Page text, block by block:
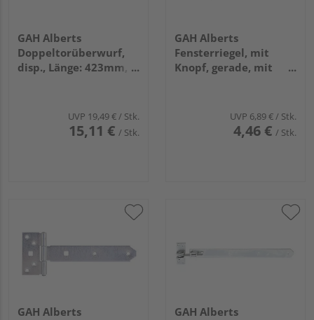
GAH Alberts
Doppeltorüberwurf,
disp., Länge: 423mm,
UVP 19,49 €/ Stk.
15,11 € / Stk.
GAH Alberts
Fensterriegel, mit
Knopf, gerade, mit
UVP 6,89 €/ Stk.
4,46 € / Stk.
GAH Alberts
GAH Alberts